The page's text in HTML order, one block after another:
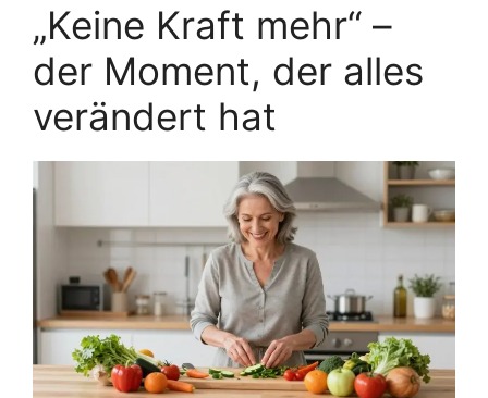
„Keine Kraft mehr“ –
der Moment, der alles
verändert hat